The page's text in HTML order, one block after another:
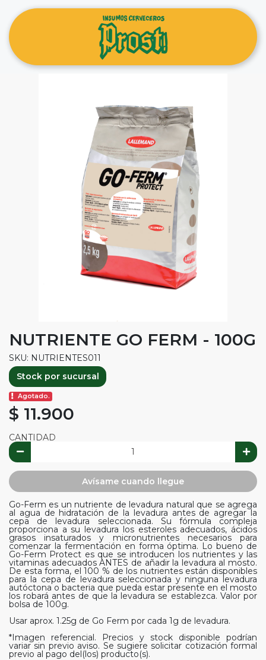
NUTRIENTE GO FERM - 100G
SKU: NUTRIENTES011
Stock por sucursal
Agotado.
$ 11.900
CANTIDAD
Avísame cuando llegue
Go-Ferm es un nutriente de levadura natural que se agrega
al agua de hidratación de la levadura antes de agregar la
cepa de levadura seleccionada. Su fórmula compleja
proporciona a su levadura los esteroles adecuados, ácidos
grasos insaturados y micronutrientes necesarios para
comenzar la fermentación en forma óptima. Lo bueno de
Go-Ferm Protect es que se introducen los nutrientes y las
vitaminas adecuados ANTES de añadir la levadura al mosto.
De esta forma, el 100 % de los nutrientes están disponibles
para la cepa de levadura seleccionada y ninguna levadura
autóctona o bacteria que pueda estar presente en el mosto
los robará antes de que la levadura se establezca. Valor por
bolsa de 100g.
Usar aprox. 1.25g de Go Ferm por cada 1g de levadura.
*Imagen referencial. Precios y stock disponible podrían
variar sin previo aviso. Se sugiere solicitar cotización formal
previo al pago del(los) producto(s).